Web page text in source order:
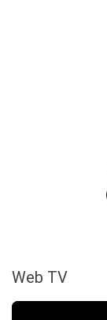
Web TV